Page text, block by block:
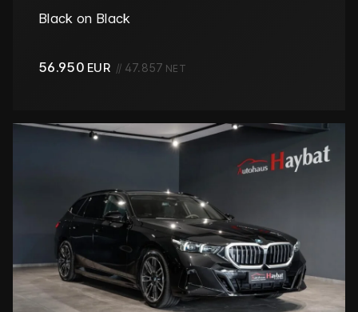
Black on Black
56.950 EUR // 47.857 NET